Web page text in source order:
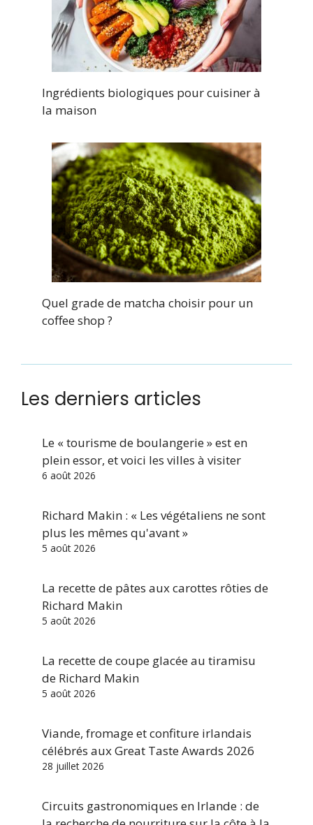
Ingrédients biologiques pour cuisiner à
la maison
Quel grade de matcha choisir pour un
coffee shop ?
Les derniers articles
Le « tourisme de boulangerie » est en
plein essor, et voici les villes à visiter
6 août 2026
Richard Makin : « Les végétaliens ne sont
plus les mêmes qu'avant »
5 août 2026
La recette de pâtes aux carottes rôties de
Richard Makin
5 août 2026
La recette de coupe glacée au tiramisu
de Richard Makin
5 août 2026
Viande, fromage et confiture irlandais
célébrés aux Great Taste Awards 2026
28 juillet 2026
Circuits gastronomiques en Irlande : de